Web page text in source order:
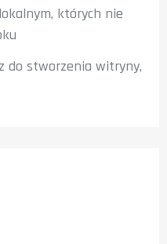
których nie
do stworzenia witryny,